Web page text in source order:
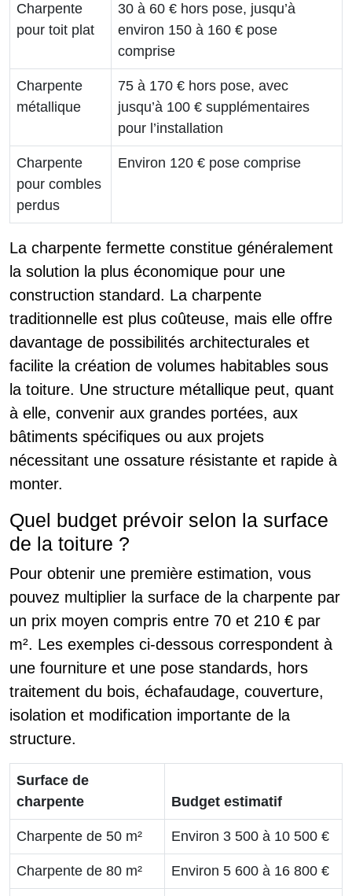
Charpente
pour toit plat
30 à 60 € hors pose, jusqu’à
environ 150 à 160 € pose
comprise
Charpente
métallique
75 à 170 € hors pose, avec
jusqu’à 100 € supplémentaires
pour l’installation
Charpente
pour combles
perdus
Environ 120 € pose comprise
La charpente fermette constitue généralement
la solution la plus économique pour une
construction standard. La charpente
traditionnelle est plus coûteuse, mais elle offre
davantage de possibilités architecturales et
facilite la création de volumes habitables sous
la toiture. Une structure métallique peut, quant
à elle, convenir aux grandes portées, aux
bâtiments spécifiques ou aux projets
nécessitant une ossature résistante et rapide à
monter.
Quel budget prévoir selon la surface
de la toiture ?
Pour obtenir une première estimation, vous
pouvez multiplier la surface de la charpente par
un prix moyen compris entre 70 et 210 € par
m². Les exemples ci-dessous correspondent à
une fourniture et une pose standards, hors
traitement du bois, échafaudage, couverture,
isolation et modification importante de la
structure.
Surface de
charpente
Budget estimatif
Charpente de 50 m² Environ 3 500 à 10 500 €
Charpente de 80 m² Environ 5 600 à 16 800 €